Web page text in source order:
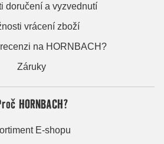
doručení a vyzvednutí
vrácení zboží
na HORNBACH?
Záruky
HORNBACH?
E-shopu